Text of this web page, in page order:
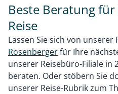
Beste Beratung
Reise
Lassen Sie sich von unserer
Rosenbergerfür Ihre
unserer Reisebüro-Filiale in
beraten. Oder stöbern Sie
unserer Reise-Rubrik zum